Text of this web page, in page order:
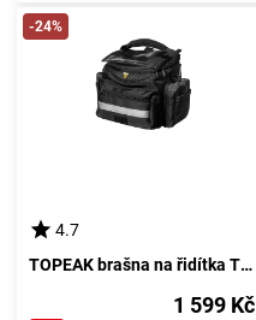
-24%
4.7
TOPEAK brašna na řidítka TOURGUIDE HANDLEBAR BAG pro elektrokola
1 599 Kč